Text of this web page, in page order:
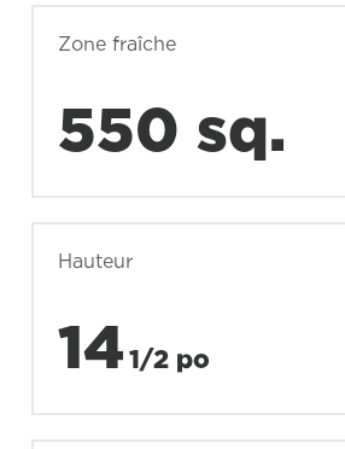
Zone fraîche
550 sq.
Hauteur
14 1/2 po